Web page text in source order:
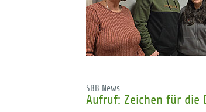
SBB News
Aufruf: Zeichen für die